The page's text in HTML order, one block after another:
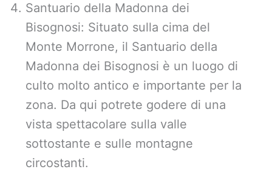
Santuario della Madonna dei
Bisognosi: Situato sulla cima del
Monte Morrone, il Santuario della
Madonna dei Bisognosi è un luogo di
culto molto antico e importante per la
zona. Da qui potrete godere di una
vista spettacolare sulla valle
sottostante e sulle montagne
circostanti.